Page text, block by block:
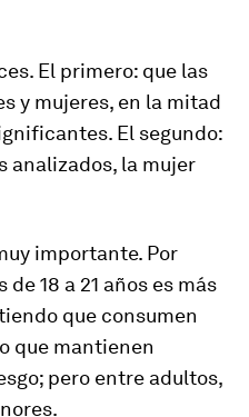
El primero: que las
y mujeres, en la mitad
El segundo:
analizados, la mujer
importante. Por
18 a 21 años es más
que consumen
que mantienen
pero entre adultos,